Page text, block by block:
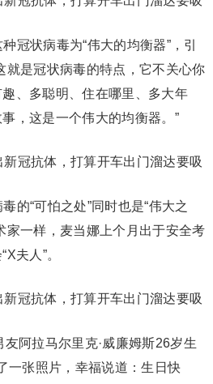
冠状病毒为“伟大的均衡器”，引
就是冠状病毒的特点，它不关心你
、多聪明、住在哪里、多大年
，这是一个伟大的均衡器。”
的“可怕之处”同时也是“伟大之
家一样，麦当娜上个月出于安全考
夫人”。
阿拉马尔里克·威廉姆斯26岁生
一张照片，幸福说道：生日快